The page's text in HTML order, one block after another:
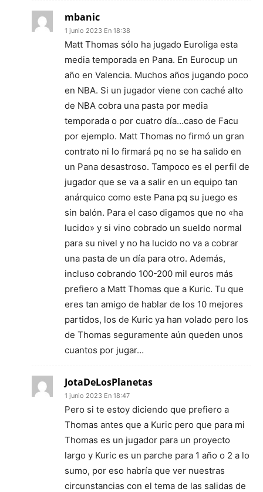
mbanic
1 junio 2023 En 18:38
Matt Thomas sólo ha jugado Euroliga esta
media temporada en Pana. En Eurocup un
año en Valencia. Muchos años jugando poco
en NBA. Si un jugador viene con caché alto
de NBA cobra una pasta por media
temporada o por cuatro día…caso de Facu
por ejemplo. Matt Thomas no firmó un gran
contrato ni lo firmará pq no se ha salido en
un Pana desastroso. Tampoco es el perfil de
jugador que se va a salir en un equipo tan
anárquico como este Pana pq su juego es
sin balón. Para el caso digamos que no «ha
lucido» y si vino cobrado un sueldo normal
para su nivel y no ha lucido no va a cobrar
una pasta de un día para otro. Además,
incluso cobrando 100-200 mil euros más
prefiero a Matt Thomas que a Kuric. Tu que
eres tan amigo de hablar de los 10 mejores
partidos, los de Kuric ya han volado pero los
de Thomas seguramente aún queden unos
cuantos por jugar…
JotaDeLosPlanetas
1 junio 2023 En 18:47
Pero si te estoy diciendo que prefiero a
Thomas antes que a Kuric pero que para mi
Thomas es un jugador para un proyecto
largo y Kuric es un parche para 1 año o 2 a lo
sumo, por eso habría que ver nuestras
circunstancias con el tema de las salidas de